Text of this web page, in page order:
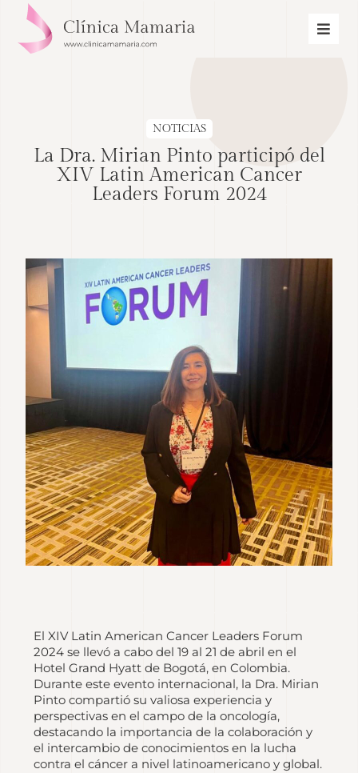
NOTICIAS
La Dra. Mirian Pinto participó del
XIV Latin American Cancer
Leaders Forum 2024
El XIV Latin American Cancer Leaders Forum
2024 se llevó a cabo del 19 al 21 de abril en el
Hotel Grand Hyatt de Bogotá, en Colombia.
Durante este evento internacional, la Dra. Mirian
Pinto compartió su valiosa experiencia y
perspectivas en el campo de la oncología,
destacando la importancia de la colaboración y
el intercambio de conocimientos en la lucha
contra el cáncer a nivel latinoamericano y global.